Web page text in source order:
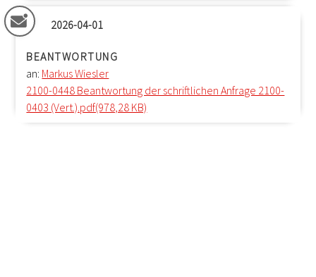
2026-04-01
BEANTWORTUNG
an: Markus Wiesler
2100-0448 Beantwortung der schriftlichen Anfrage 2100-
0403 (Vert.).pdf(978,28 KB)